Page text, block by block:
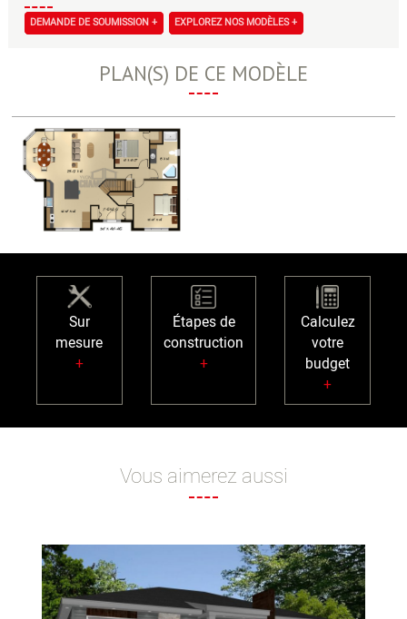
DEMANDE DE SOUMISSION + EXPLOREZ NOS MODÈLES +
PLAN(S) DE CE MODÈLE
Sur
mesure
+
Étapes de
construction
+
Calculez
votre
budget
+
Vous aimerez aussi